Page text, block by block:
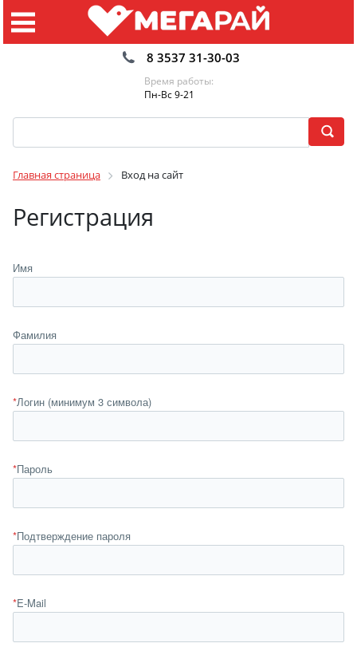
8 3537 31-30-03
Время работы:
Пн-Вс 9-21
Главная страница Вход на сайт
Регистрация
Имя
Фамилия
*Логин (минимум 3 символа)
*Пароль
*Подтверждение пароля
*E-Mail